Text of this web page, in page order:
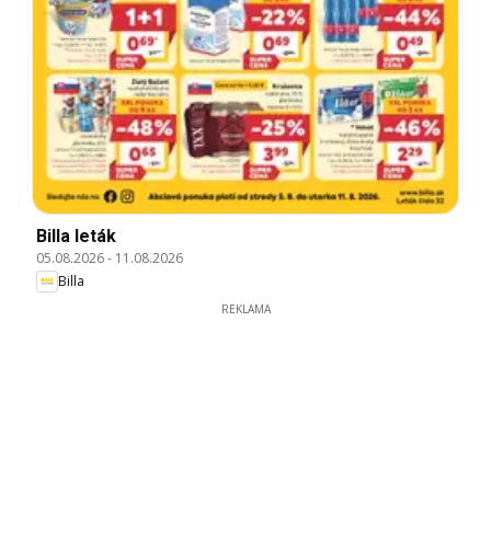
Billa leták
05.08.2026- 11.08.2026
Billa
REKLAMA